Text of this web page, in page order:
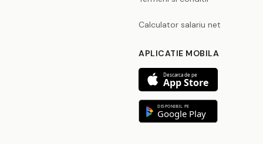
Calculator salariu net
APLICATIE MOBILA
Descarca de pe
App Store
DISPONIBIL PE
Google Play